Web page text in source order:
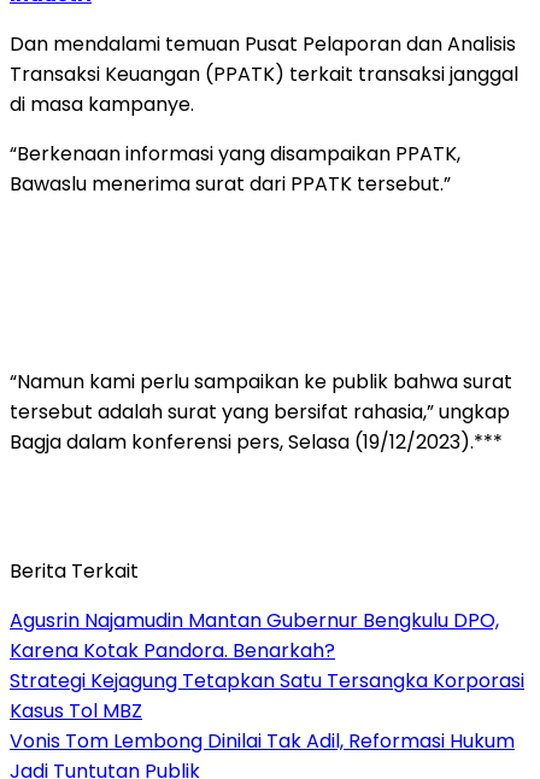
Dan mendalami temuan Pusat Pelaporan dan Analisis
Transaksi Keuangan (PPATK) terkait transaksi janggal
di masa kampanye.
“Berkenaan informasi yang disampaikan PPATK,
Bawaslu menerima surat dari PPATK tersebut.”
“Namun kami perlu sampaikan ke publik bahwa surat
tersebut adalah surat yang bersifat rahasia,” ungkap
Bagja dalam konferensi pers, Selasa (19/12/2023).***
Berita Terkait
Agusrin Najamudin Mantan Gubernur Bengkulu DPO,
Karena Kotak Pandora. Benarkah?
Strategi Kejagung Tetapkan Satu Tersangka Korporasi
Kasus Tol MBZ
Vonis Tom Lembong Dinilai Tak Adil, Reformasi Hukum
Jadi Tuntutan Publik